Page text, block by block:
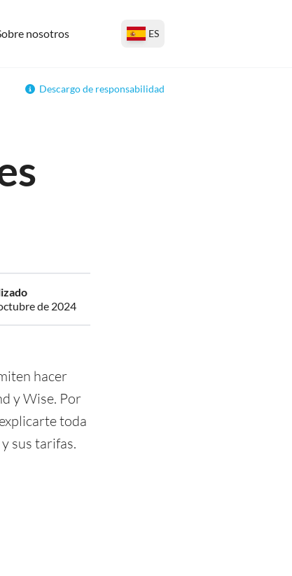
nosotros ES
Descargo de responsabilidad
de 2024
hacer
y Wise. Por
toda
sus tarifas.